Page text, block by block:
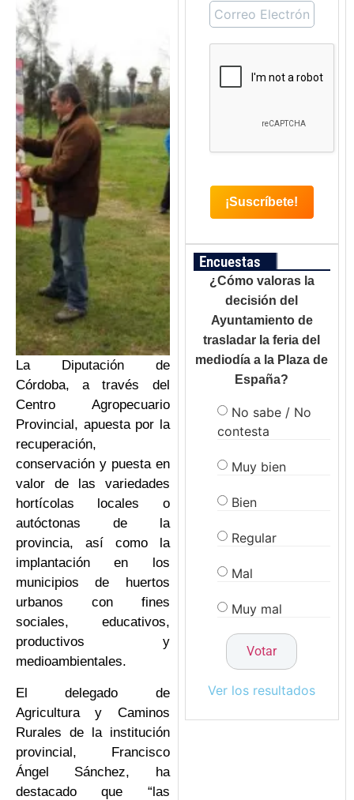
La Diputación de
Córdoba, a través del
Centro Agropecuario
Provincial, apuesta por la
recuperación,
conservación y puesta en
valor de las variedades
hortícolas locales o
autóctonas de la
provincia, así como la
implantación en los
municipios de huertos
urbanos con fines
sociales, educativos,
productivos y
medioambientales.
El delegado de
Agricultura y Caminos
Rurales de la institución
provincial, Francisco
Ángel Sánchez, ha
destacado que “las
Encuestas
¿Cómo valoras la
decisión del
Ayuntamiento de
trasladar la feria del
mediodía a la Plaza de
España?
No sabe / No
contesta
Muy bien
Bien
Regular
Mal
Muy mal
Ver los resultados